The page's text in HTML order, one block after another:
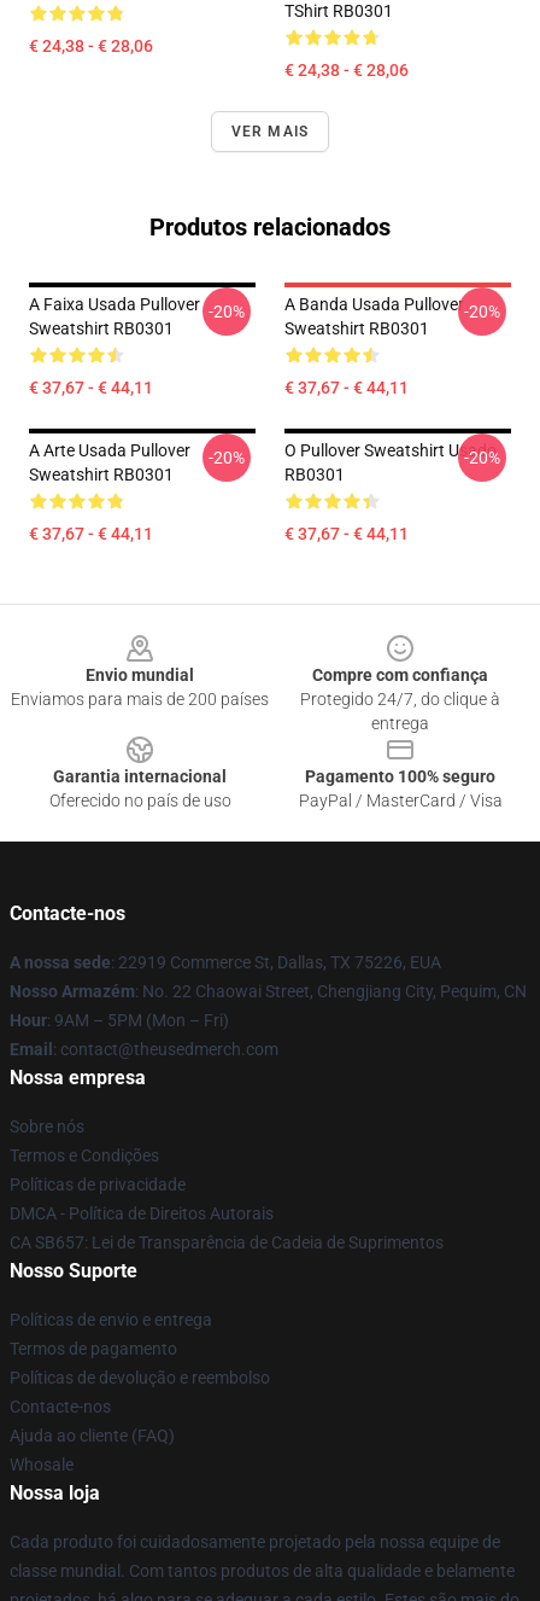
€ 24,38 - € 28,06
TShirt RB0301
€ 24,38 - € 28,06
VER MAIS
Produtos relacionados
A Faixa Usada Pullover
Sweatshirt RB0301
€ 37,67 - € 44,11
-20%
A Banda Usada Pullover
Sweatshirt RB0301
€ 37,67 - € 44,11
-20%
A Arte Usada Pullover
Sweatshirt RB0301
€ 37,67 - € 44,11
-20%
O Pullover Sweatshirt Usado
RB0301
€ 37,67 - € 44,11
-20%
Envio mundial
Enviamos para mais de 200 países
Compre com confiança
Protegido 24/7, do clique à
entrega
Garantia internacional
Oferecido no país de uso
Pagamento 100% seguro
PayPal / MasterCard / Visa
Contacte-nos
A nossa sede: 22919 Commerce St, Dallas, TX 75226, EUA
Nosso Armazém: No. 22 Chaowai Street, Chengjiang City, Pequim, CN
Hour: 9AM – 5PM (Mon – Fri)
Email : contact@theusedmerch.com
Nossa empresa
Sobre nós
Termos e Condições
Políticas de privacidade
DMCA - Política de Direitos Autorais
CA SB657: Lei de Transparência de Cadeia de Suprimentos
Nosso Suporte
Políticas de envio e entrega
Termos de pagamento
Políticas de devolução e reembolso
Contacte-nos
Ajuda ao cliente (FAQ)
Whosale
Nossa loja
Cada produto foi cuidadosamente projetado pela nossa equipe de
classe mundial. Com tantos produtos de alta qualidade e belamente